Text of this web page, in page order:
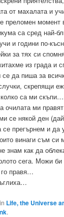
от махалата и
преломен момент
са сред най-
и години по-
за тях си
из града и
да пиша за
скрепящи
са ми
очилата ми
се някой ден
се прегърнем и да
винаги съм си
знам как да
сега. Можи
правя…
Life, the Universe
.